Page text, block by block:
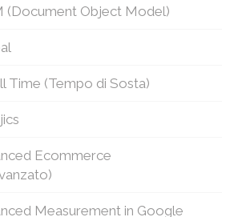
(Document Object Model)
Time (Tempo di Sosta)
Ecommerce
Measurement in Google